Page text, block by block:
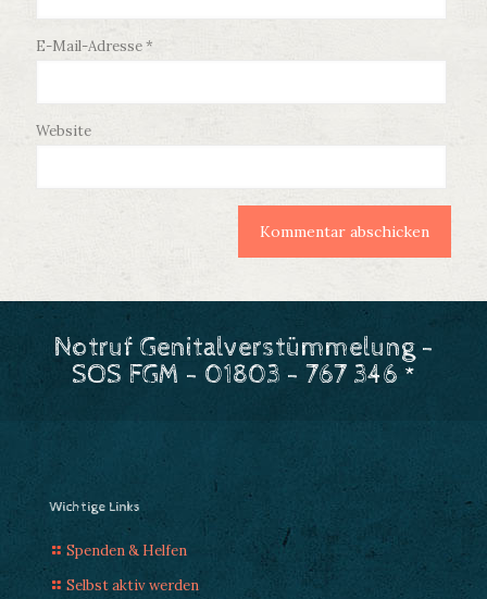
E-Mail-Adresse*
Website
Notruf Genitalverstümmelung -
SOS FGM - 01803 - 767 346 *
Wichtige Links
Spenden & Helfen
Selbst aktiv werden